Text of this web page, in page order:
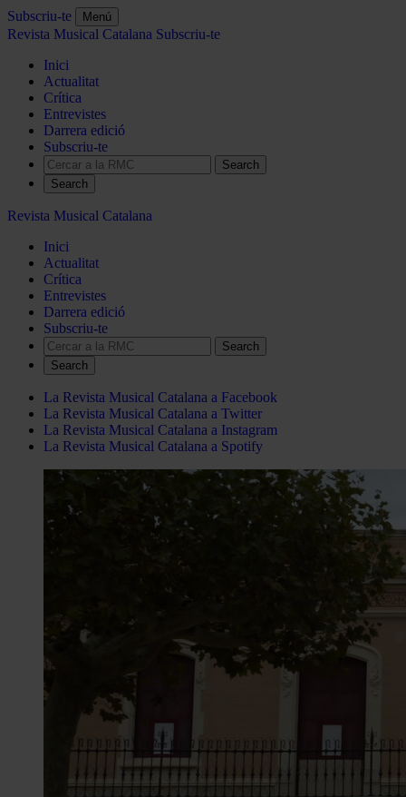
Subscriu-te Menú
Revista Musical Catalana Subscriu-te
Inici
Actualitat
Crítica
Entrevistes
Darrera edició
Subscriu-te
Search
Revista Musical Catalana
Inici
Actualitat
Crítica
Entrevistes
Darrera edició
Subscriu-te
Search
La Revista Musical Catalana a Facebook
La Revista Musical Catalana a Twitter
La Revista Musical Catalana a Instagram
La Revista Musical Catalana a Spotify